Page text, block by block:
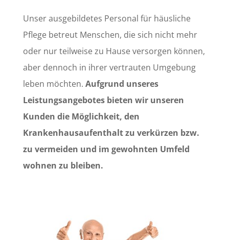
Unser ausgebildetes Personal für häusliche
Pflege betreut Menschen, die sich nicht mehr
oder nur teilweise zu Hause versorgen können,
aber dennoch in ihrer vertrauten Umgebung
leben möchten. Aufgrund unseres
Leistungsangebotes bieten wir unseren
Kunden die Möglichkeit, den
Krankenhausaufenthalt zu verkürzen bzw.
zu vermeiden und im gewohnten Umfeld
wohnen zu bleiben.